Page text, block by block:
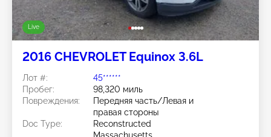
Live
2016 CHEVROLET Equinox 3.6L
Лот #:
45******
Пробег:
98,320 миль
Повреждения:
Передняя часть/Левая и
правая стороны
Doc Type:
Reconstructed